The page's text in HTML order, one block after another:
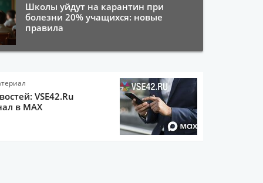
Школы уйдут на карантин при
болезни 20% учащихся: новые
правила
VSE42.Ru
в MAX